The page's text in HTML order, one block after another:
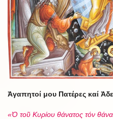
Ἀγαπητοί μου Πατέρες καί
«Ὁ τοῦ Κυρίου θάνατος τόν